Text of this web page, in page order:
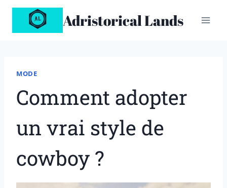
Aller
contenu
Adristorical Lands
MODE
Comment adopter
un vrai style de
cowboy ?